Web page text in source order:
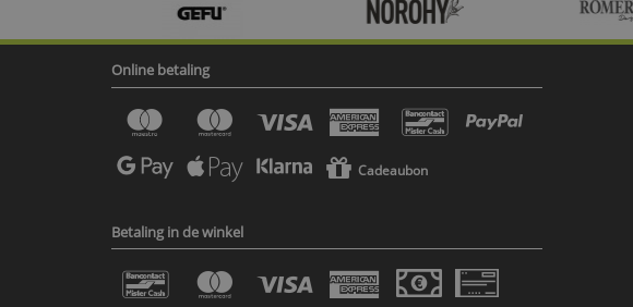
Online betaling
Cadeaubon
Betaling in de winkel